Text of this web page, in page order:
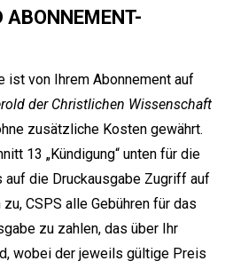
ABONNEMENT-
ist von Ihrem Abonnement auf
der Christlichen Wissenschaft
zusätzliche Kosten gewährt.
13 „Kündigung“ unten für die
auf die Druckausgabe Zugriff auf
CSPS alle Gebühren für das
zu zahlen, das über Ihr
wobei der jeweils gültige Preis